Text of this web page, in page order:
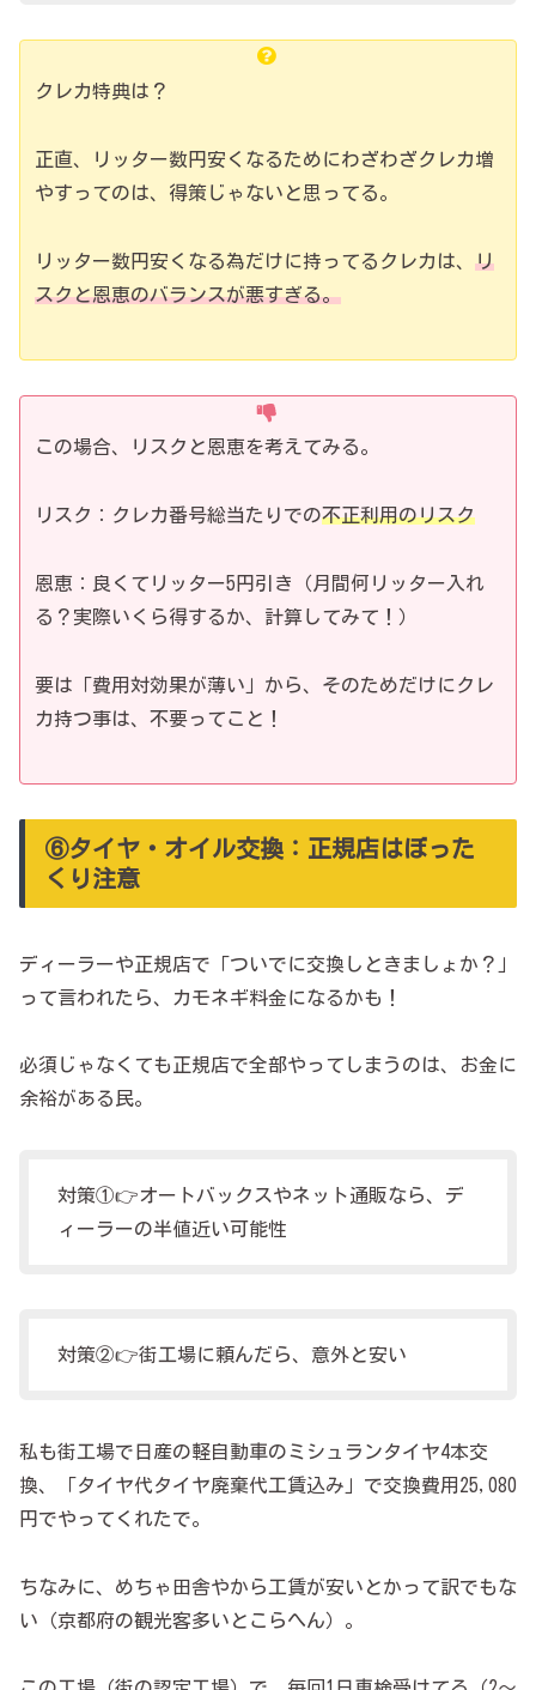
クレカ特典は？
正直、リッター数円安くなるためにわざわざクレカ増
やすってのは、得策じゃないと思ってる。
リッター数円安くなる為だけに持ってるクレカは、 リ
スクと恩恵のバランスが悪すぎる。
この場合、リスクと恩恵を考えてみる。
リスク：クレカ番号総当たりでの不正利用のリスク
恩恵：良くてリッター5円引き（月間何リッター入れ
る？実際いくら得するか、計算してみて！）
要は「費用対効果が薄い」から、そのためだけにクレ
カ持つ事は、不要ってこと！
⑥タイヤ・オイル交換：正規店はぼった
くり注意
ディーラーや正規店で「ついでに交換しときましょか？」
って言われたら、カモネギ料金になるかも！
必須じゃなくても正規店で全部やってしまうのは、お金に
余裕がある民。
対策①👉オートバックスやネット通販なら、デ
ィーラーの半値近い可能性
対策②👉街工場に頼んだら、意外と安い
私も街工場で日産の軽自動車のミシュランタイヤ4本交
換、「タイヤ代タイヤ廃棄代工賃込み」で交換費用25,080
円でやってくれたで。
ちなみに、めちゃ田舎やから工賃が安いとかって訳でもな
い（京都府の観光客多いとこらへん）。